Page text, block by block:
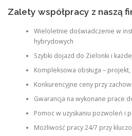
Zalety współpracy z naszą
Wieloletnie doświadczenie w
hybrydowych
Szybki dojazd do Zielonki i
Kompleksowa obsługa –
Konkurencyjne ceny przy
Gwarancja na wykonane prace
Pomoc w uzyskaniu pozwoleń i
Możliwość pracy 24/7 przy